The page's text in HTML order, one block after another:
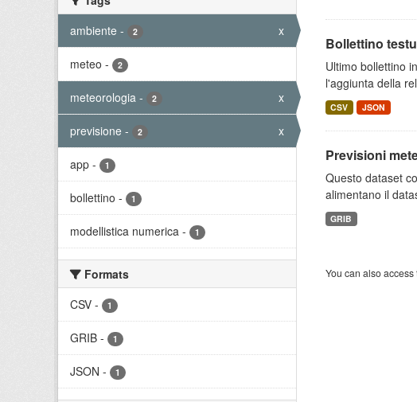
ambiente - 2 x
meteo - 2
meteorologia - 2 x
previsione - 2 x
app - 1
bollettino - 1
modellistica numerica - 1
Formats
CSV - 1
GRIB - 1
JSON - 1
Bollettino
Ultimo bollettino
l'aggiunta della
CSV JSON
Previsioni
Questo dataset
alimentano il
GRIB
You can also